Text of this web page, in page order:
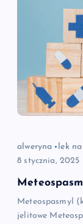
alweryna
lek
8 stycznia, 2025
Meteospasmyl
jelitowe